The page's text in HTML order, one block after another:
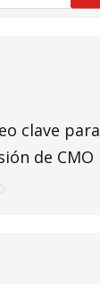
clave para
de CMO